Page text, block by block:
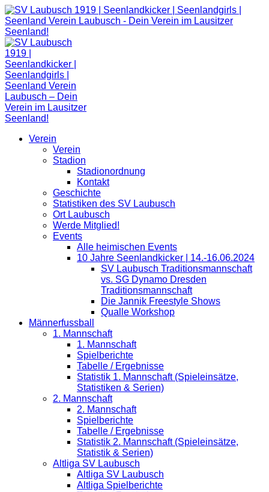
Zum
Inhalt
springen
Verein
Verein
Stadion
Stadionordnung
Kontakt
Geschichte
Statistiken des SV Laubusch
Ort Laubusch
Werde Mitglied!
Events
Alle heimischen Events
10 Jahre Seenlandkicker | 14.-16.06.2024
SV Laubusch Traditionsmannschaft
vs. SG Dynamo Dresden
Traditionsmannschaft
Die Jannik Freestyle Shows
Qualle Workshop
Männerfussball
1. Mannschaft
1. Mannschaft
Spielberichte
Tabelle / Ergebnisse
Statistik 1. Mannschaft (Spieleinsätze,
Statistiken & Serien)
2. Mannschaft
2. Mannschaft
Spielberichte
Tabelle / Ergebnisse
Statistik 2. Mannschaft (Spieleinsätze,
Statistik & Serien)
Altliga SV Laubusch
Altliga SV Laubusch
Altliga Spielberichte